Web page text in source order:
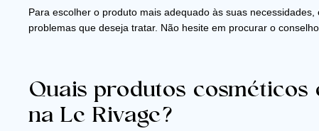
Para escolher o produto mais adequado às suas
problemas que deseja tratar. Não hesite em procurar o
Quais produtos
na Le Rivage?